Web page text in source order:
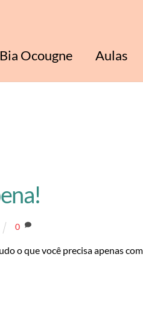
Bia Ocougne Aulas
0
o que você precisa apenas com